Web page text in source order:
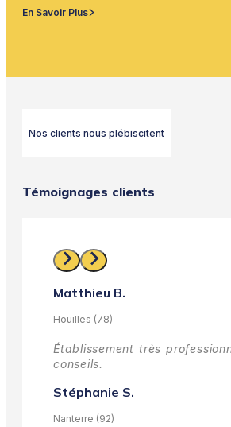
En Savoir Plus
Nos clients nous plébiscitent
Témoignages clients
Matthieu B.
Houilles (78)
Établissement très
conseils.
Stéphanie S.
Nanterre (92)